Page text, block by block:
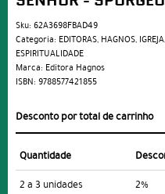
Sku: 62A3698FBAD49
Categoria: EDITORAS, HAGNOS, IGREJA,
ESPIRITUALIDADE
Marca: Editora Hagnos
ISBN: 9788577421855
Desconto por total de carrinho
Quantidade
2 a 3 unidades
2%